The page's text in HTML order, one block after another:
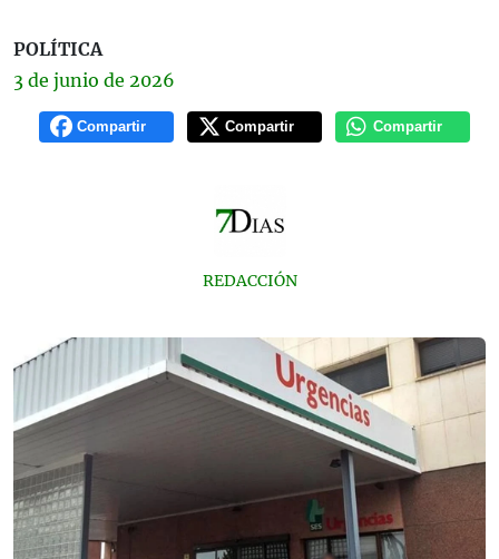
POLÍTICA
3 de junio de 2026
Compartir Compartir Compartir
REDACCIÓN